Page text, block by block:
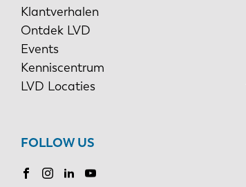
Klantverhalen
Ontdek LVD
Events
Kenniscentrum
LVD Locaties
FOLLOW US